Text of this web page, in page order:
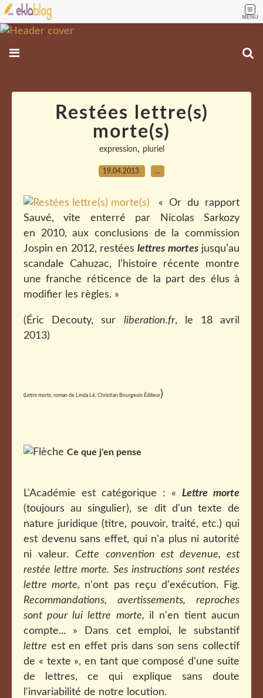
MENU
Restées lettre(s)
morte(s)
expression, pluriel
19.04.2013 …
« Or du rapport
Sauvé, vite enterré par Nicolas Sarkozy
en 2010, aux conclusions de la commission
Jospin en 2012, restéeslettres mortesjusqu’au
scandale Cahuzac, l’histoire récente montre
une franche réticence de la part des élus à
modifier les règles. »
(Éric Decouty, sur liberation.fr, le 18 avril
2013)
(Lettre morte, roman de Linda Lê, Christian Bourgeois Éditeur)
Ce que j'en pense
L'Académie est catégorique : « Lettre morte
(toujours au singulier), se dit d'un texte de
nature juridique (titre, pouvoir, traité, etc.) qui
est devenu sans effet, qui n'a plus ni autorité
ni valeur. Cette convention est devenue, est
restée lettre morte. Ses instructions sont restées
lettre morte, n'ont pas reçu d'exécution. Fig.
Recommandations, avertissements, reproches
sont pour lui lettre morte, il n'en tient aucun
compte... » Dans cet emploi, le substantif
lettre est en effet pris dans son sens collectif
de « texte », en tant que composé d'une suite
de lettres, ce qui explique sans doute
l'invariabilité de notre locution.